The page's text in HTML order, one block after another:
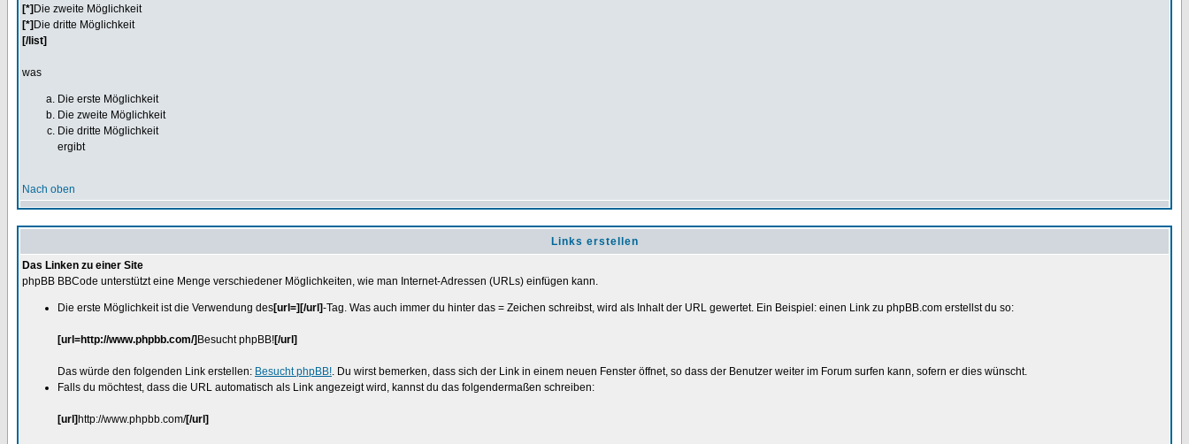
[*] Die zweite Möglichkeit
[*] Die dritte Möglichkeit
[/list]
was
Die erste Möglichkeit
Die zweite Möglichkeit
Die dritte Möglichkeit
ergibt
Nach oben
Links erstellen
Das Linken zu einer Site
phpBB BBCode unterstützt eine Menge verschiedener Möglichkeiten, wie man Internet-Adressen (URLs) einfügen kann.
Die erste Möglichkeit ist die Verwendung des[url=][/url]-Tag. Was auch immer du hinter das = Zeichen schreibst, wird als Inhalt der URL gewertet. Ein Beispiel: einen Link zu phpBB.com erstellst du so:
[url=http://www.phpbb.com/] Besucht phpBB![/url]
Das würde den folgenden Link erstellen: Besucht phpBB!. Du wirst bemerken, dass sich der Link in einem neuen Fenster öffnet, so dass der Benutzer weiter im Forum surfen kann, sofern er dies wünscht.
Falls du möchtest, dass die URL automatisch als Link angezeigt wird, kannst du das folgendermaßen schreiben:
[url] http://www.phpbb.com/[/url]